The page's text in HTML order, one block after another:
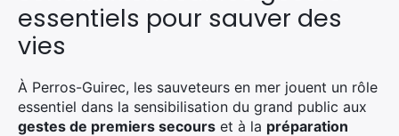
essentiels pour sauver des
vies
À Perros-Guirec, les sauveteurs en mer jouent un rôle
essentiel dans la sensibilisation du grand public aux
gestes de premiers secours et à la préparation